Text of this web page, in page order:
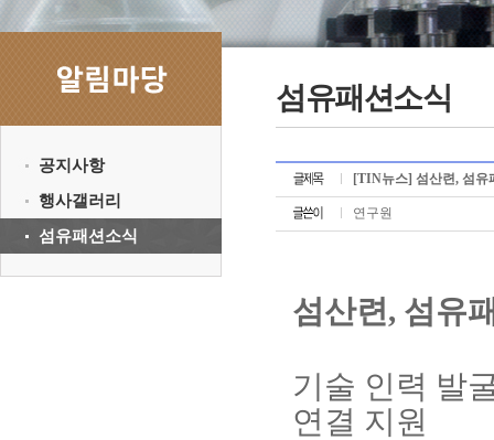
공지사항
행사갤러리
섬유패션소식
섬유패션소식
[TIN뉴스] 섬산련, 섬유
연구원
섬산련, 섬유
기술 인력 발
연결 지원